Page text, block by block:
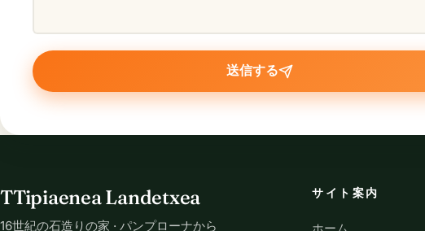
送信する
TTipiaenea Landetxea
16世紀の石造りの家 · パンプローナから
サイト案内